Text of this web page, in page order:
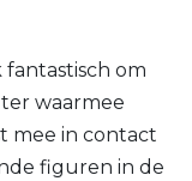
fantastisch om
waarmee
mee in contact
figuren in de